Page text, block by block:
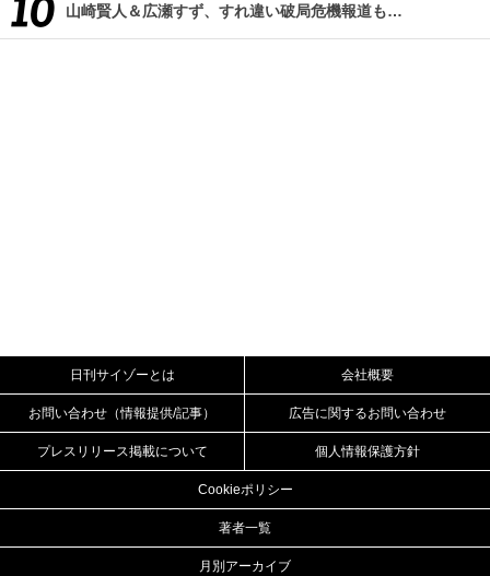
山崎賢人＆広瀬すず、すれ違い破局危機報道も…
日刊サイゾーとは 会社概要
お問い合わせ（情報提供/記事） 広告に関するお問い合わせ
プレスリリース掲載について 個人情報保護方針
Cookieポリシー
著者一覧
月別アーカイブ